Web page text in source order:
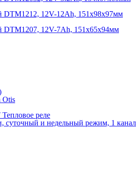
DTM1212, 12V-12Ah, 151х98х97мм
DTM1207, 12V-7Ah, 151х65х94мм
Otis
реле
суточный и недельный режим, 1 канал